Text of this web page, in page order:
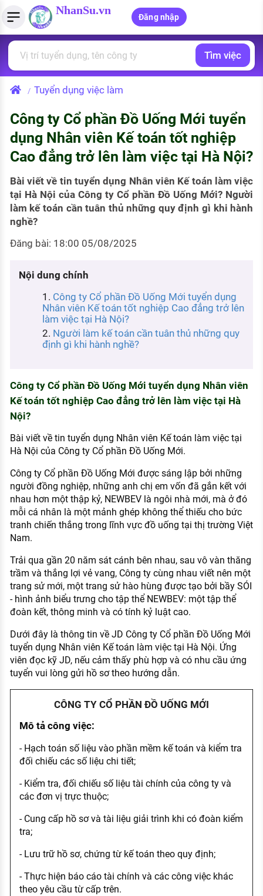
NhanSu.vn
Đăng nhập
Tìm việc làm
Việc làm ngành luật
Việc làm lương cao
Việc làm tốt nhất
CÔNG TY
Danh sách nhà tuyển dụng
Nhà tuyển dụng hàng đầu
Quản lý CV
Tải CV lên
Tạo CV trực tuyến
MẪU CV THEO STYLE
Mẫu CV đơn giản
Mẫu CV hiện đại
Tính lương Gross - Net
Tính thuế thu nhập cá nhân
Tính trợ cấp thất nghiệp
PHÁP LUẬT VIỆT NAM
Văn bản pháp luật
PHÁP LUẬT LAO ĐỘNG
Lao động và tiền lương
Thuế thu nhập
Hồ sơ biểu mẫu
Chính sách lao động
KHÁM PHÁ NGHỀ NGHIỆP
Tử vi nghề nghiệp
Kỹ năng nghề nghiệp
HƯỚNG NGHIỆP VIỆC LÀM
Xu hướng việc làm
XÂY DỰNG VÀ PHÁT TRIỂN ĐỘI NGŨ
NHÂN SỰ
TUYỂN DỤNG VIỆC LÀM
Tìm việc
/ Tuyển dụng việc làm
Công ty Cổ phần Đồ Uống Mới tuyển
dụng Nhân viên Kế toán tốt nghiệp
Cao đẳng trở lên làm việc tại Hà Nội?
Bài viết về tin tuyển dụng Nhân viên Kế toán làm việc
tại Hà Nội của Công ty Cổ phần Đồ Uống Mới? Người
làm kế toán cần tuân thủ những quy định gì khi hành
nghề?
Đăng bài: 18:00 05/08/2025
Nội dung chính
Công ty Cổ phần Đồ Uống Mới tuyển dụng
Nhân viên Kế toán tốt nghiệp Cao đẳng trở lên
làm việc tại Hà Nội?
Người làm kế toán cần tuân thủ những quy
định gì khi hành nghề?
Công ty Cổ phần Đồ Uống Mới tuyển dụng Nhân viên
Kế toán tốt nghiệp Cao đẳng trở lên làm việc tại Hà
Nội?
Bài viết về tin tuyển dụng Nhân viên Kế toán làm việc tại
Hà Nội của Công ty Cổ phần Đồ Uống Mới.
Công ty Cổ phần Đồ Uống Mới được sáng lập bởi những
người đồng nghiệp, những anh chị em vốn đã gắn kết với
nhau hơn một thập kỷ, NEWBEV là ngôi nhà mới, mà ở đó
mỗi cá nhân là một mảnh ghép không thể thiếu cho bức
tranh chiến thắng trong lĩnh vực đồ uống tại thị trường Việt
Nam.
Trải qua gần 20 năm sát cánh bên nhau, sau vô vàn thăng
trầm và thắng lợi vẻ vang, Công ty cùng nhau viết nên một
trang sử mới, một trang sử hào hùng được tạo bởi bầy SÓI
- hình ảnh biểu trưng cho tập thể NEWBEV: một tập thể
đoàn kết, thông minh và có tính kỷ luật cao.
Dưới đây là thông tin về JD Công ty Cổ phần Đồ Uống Mới
tuyển dụng Nhân viên Kế toán làm việc tại Hà Nội. Ứng
viên đọc kỹ JD, nếu cảm thấy phù hợp và có nhu cầu ứng
tuyển vui lòng gửi hồ sơ theo hướng dẫn.
CÔNG TY CỔ PHẦN ĐỒ UỐNG MỚI
Mô tả công việc:
- Hạch toán số liệu vào phần mềm kế toán và kiểm tra
đối chiếu các số liệu chi tiết;
- Kiểm tra, đối chiếu số liệu tài chính của công ty và
các đơn vị trực thuộc;
- Cung cấp hồ sơ và tài liệu giải trình khi có đoàn kiểm
tra;
- Lưu trữ hồ sơ, chứng từ kế toán theo quy định;
- Thực hiện báo cáo tài chính và các công việc khác
theo yêu cầu từ cấp trên.